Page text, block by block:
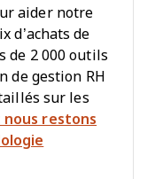
aider notre
d’achats de
de 2 000 outils
de gestion RH
sur les
nous restons